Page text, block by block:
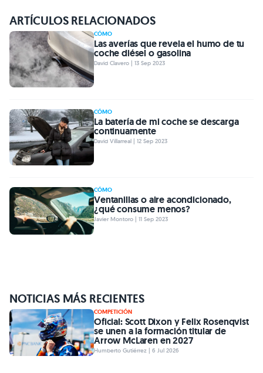
ARTÍCULOS RELACIONADOS
CÓMO
Las averías que revela el humo de tu
coche diésel o gasolina
David Clavero | 13 Sep 2023
CÓMO
La batería de mi coche se descarga
continuamente
David Villarreal | 12 Sep 2023
CÓMO
Ventanillas o aire acondicionado,
¿qué consume menos?
Javier Montoro | 11 Sep 2023
NOTICIAS MÁS RECIENTES
COMPETICIÓN
Oficial: Scott Dixon y Felix Rosenqvist
se unen a la formación titular de
Arrow McLaren en 2027
Humberto Gutiérrez | 6 Jul 2026